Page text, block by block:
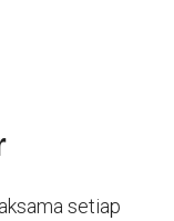
setiap